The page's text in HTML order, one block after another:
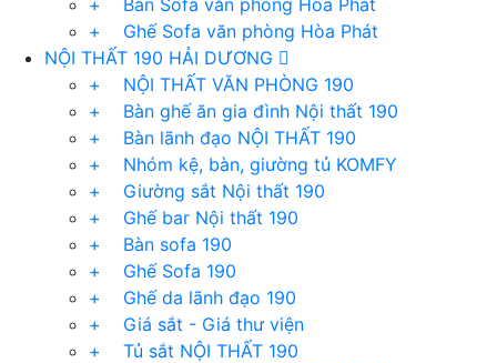
+ Bàn Sofa văn phòng Hòa Phát
+ Ghế Sofa văn phòng Hòa Phát
NỘI THẤT 190 HẢI DƯƠNG
+ NỘI THẤT VĂN PHÒNG 190
+ Bàn ghế ăn gia đình Nội thất 190
+ Bàn lãnh đạo NỘI THẤT 190
+ Nhóm kệ, bàn, giường tủ KOMFY
+ Giường sắt Nội thất 190
+ Ghế bar Nội thất 190
+ Bàn sofa 190
+ Ghế Sofa 190
+ Ghế da lãnh đạo 190
+ Giá sắt - Giá thư viện
+ Tủ sắt NỘI THẤT 190